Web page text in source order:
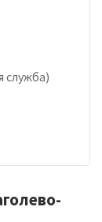
служба)